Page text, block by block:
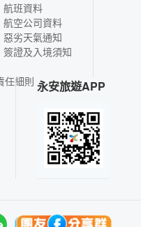
航班資料
航空公司資料
惡劣天氣通知
簽證及入境須知
任細則 永安旅遊APP